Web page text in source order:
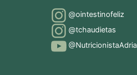
@ointestinofeliz
@tchaudietas